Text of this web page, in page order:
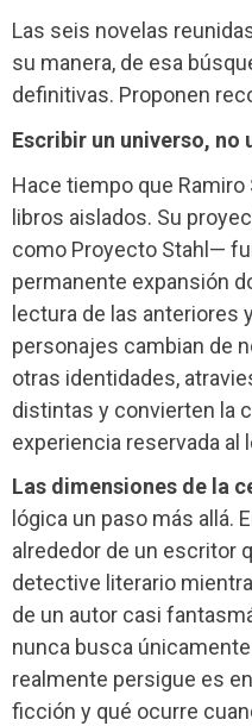
Las seis novelas
su manera, de esa
definitivas. Proponen
Escribir un universo, no
Hace tiempo que
libros aislados. Su
como Proyecto Stahl—
permanente expansión
lectura de las anteriores
personajes cambian de
otras identidades,
distintas y convierten la
experiencia reservada al
Las dimensiones de la
lógica un paso más allá.
alrededor de un escritor
detective literario
de un autor casi
nunca busca
realmente persigue es
ficción y qué ocurre